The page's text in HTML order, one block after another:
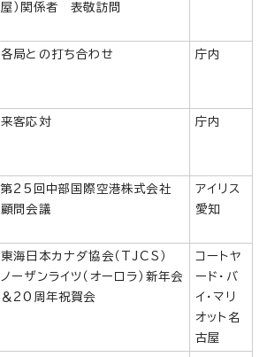
屋）関係者 表敬訪問
各局との打ち合わせ 庁内
来客応対 庁内
第25回中部国際空港株式会社
顧問会議
アイリス
愛知
東海日本カナダ協会（TJCS）
ノーザンライツ（オーロラ）新年会
＆20周年祝賀会
コートヤ
ード・バ
イ・マリ
オット名
古屋